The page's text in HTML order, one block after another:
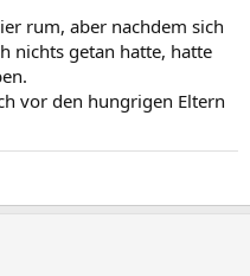
rum, aber nachdem sich
nichts getan hatte, hatte
vor den hungrigen Eltern